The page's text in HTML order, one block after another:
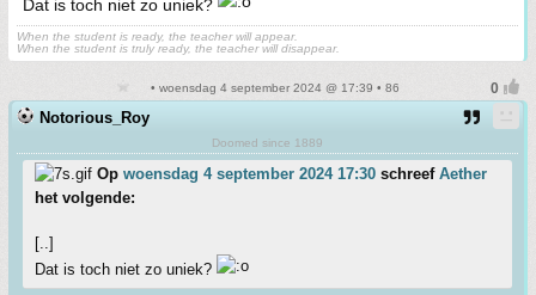
Dat is toch niet zo uniek?
When the student is ready, the teacher will appear.
When the student is truly ready, the teacher will disappear.
• woensdag 4 september 2024 @ 17:39 • 86
Notorious_Roy
Doomed since 1889
Op woensdag 4 september 2024 17:30 schreef Aether
het volgende:
[..]
Dat is toch niet zo uniek?